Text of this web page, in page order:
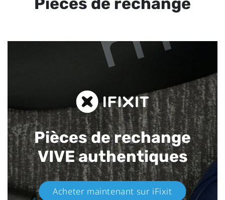
Pièces de rechange
VIVE authentiques​
Acheter maintenant sur iFixit​